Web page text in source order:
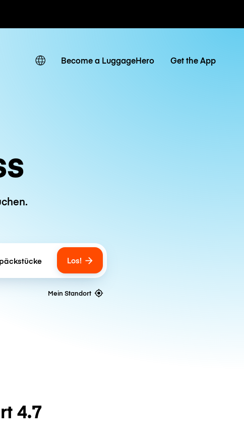
/ Tagestarife
Become a LuggageHero Get the App
of bags Los!
Mein Standort
4.7